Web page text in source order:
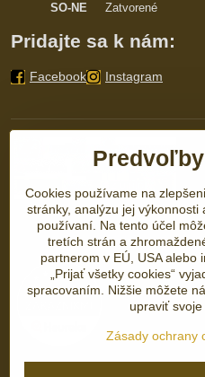
SO-NE Zatvorené
Pridajte sa k nám:
Facebook Instagram
Cookies používame na
stránky, analýzu jej
používaní. Na tento účel
tretích strán a
partnerom v EÚ, USA alebo
„Prijať všetky cookies“
spracovaním. Nižšie môžete
upraviť svoje
Zásady ochrany